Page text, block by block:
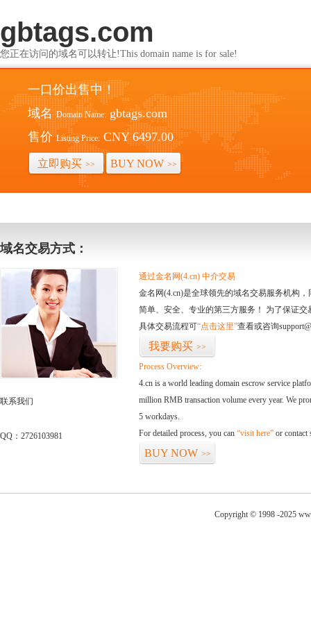
gbtags.com
您正在访问的域名可以转让!This domain name is for sale!
一口价出售中！
域名 Domain Name: gbtags.com
售价 Listing Price: CNY 6497.00
立即购买 >> BUY NOW >>
域名交易方式：
联系我们
QQ：2726103981
通过金名网(4.cn) 中介交易
金名网(4.cn)是全球领先的域名交易服务机构
简单、安全、专业的第三方服务！ 为了保证
具体交易流程可“点击这里”查看或咨询
我要购买 >>
Process Overview:
4.cn is a world leading domain escrow service
million RMB transaction volume every year. We
5 workdays.
For detailed process, you can “visit here” or contact
BUY NOW >>
Copyright © 1998 -2025